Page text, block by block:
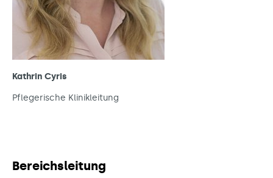
Kathrin Cyris
Pflegerische Klinikleitung
Bereichsleitung